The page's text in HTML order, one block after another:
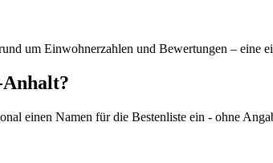
um Einwohnerzahlen und Bewertungen – eine
einen Namen für die Bestenliste ein - ohne